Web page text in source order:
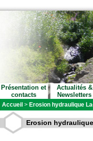
Présentation et
contacts
Actualités &
Newsletters
Accueil > Erosion hydraulique
Erosion